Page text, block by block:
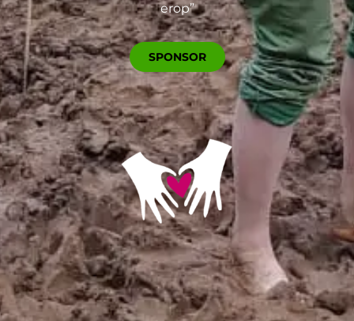
erop”
SPONSOR